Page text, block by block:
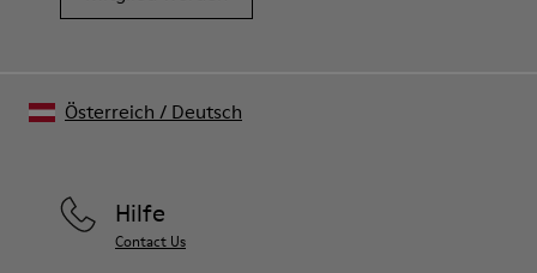
Hilfe
Contact Us
Österreich / Deutsch